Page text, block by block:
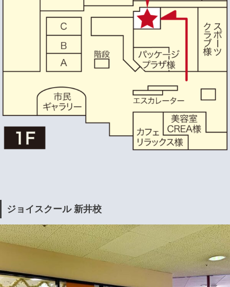
ジョイスクール 新井校